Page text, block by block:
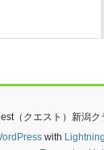
（クエスト）新潟
with